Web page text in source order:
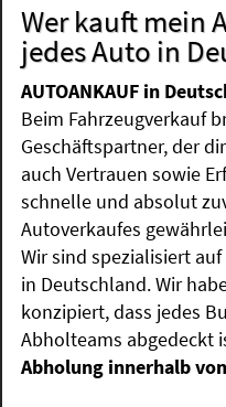
Wer kauft mein
jedes Auto in
AUTOANKAUF in
Beim Fahrzeugverkauf
Geschäftspartner, der
auch Vertrauen sowie
schnelle und absolut
Autoverkaufes
Wir sind spezialisiert
in Deutschland. Wir
konzipiert, dass jedes
Abholteams abgedeckt
Abholung innerhalb